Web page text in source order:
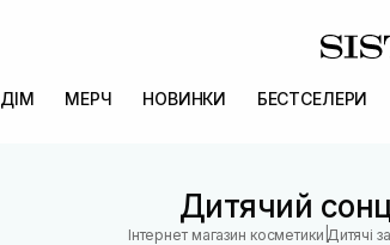
ДІМ МЕРЧ НОВИНКИ БЕСТСЕЛЕРИ
Дитячий
Інтернет магазин косметики Дитячі